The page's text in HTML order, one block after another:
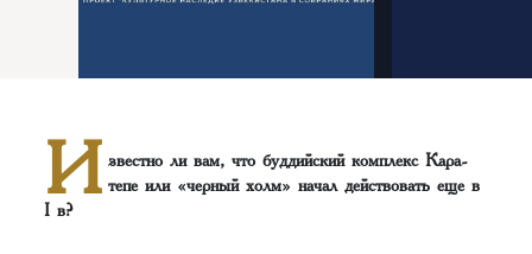
И звестно ли вам, что буддийский комплекс Кара-
тепе или «черный холм» начал действовать еще в
I в?